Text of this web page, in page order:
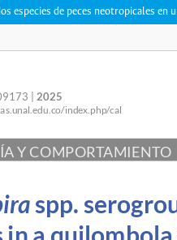
especies de peces neotropicales en